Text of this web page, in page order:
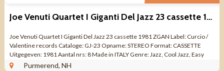
Joe Venuti Quartet I Giganti Del Jazz 23 cassette 1981 ZGAN
Joe Venuti Quartet I Giganti Del Jazz 23 cassette 1981 ZGAN Label: Curcio /
Valentine records Cataloge: GJ-23 Opname: STEREO Format: CASSETTE
Uitgegeven: 1981 Aantal nrs: 8 Made in ITALY Genre: Jazz, Cool Jazz, Easy
Listening ...Purmerend, NH